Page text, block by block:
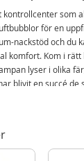
som
för en
nackstöd och du
komfort. Kom i
lyser i olika
blivit en succé de
är lika viktig som
överblick och